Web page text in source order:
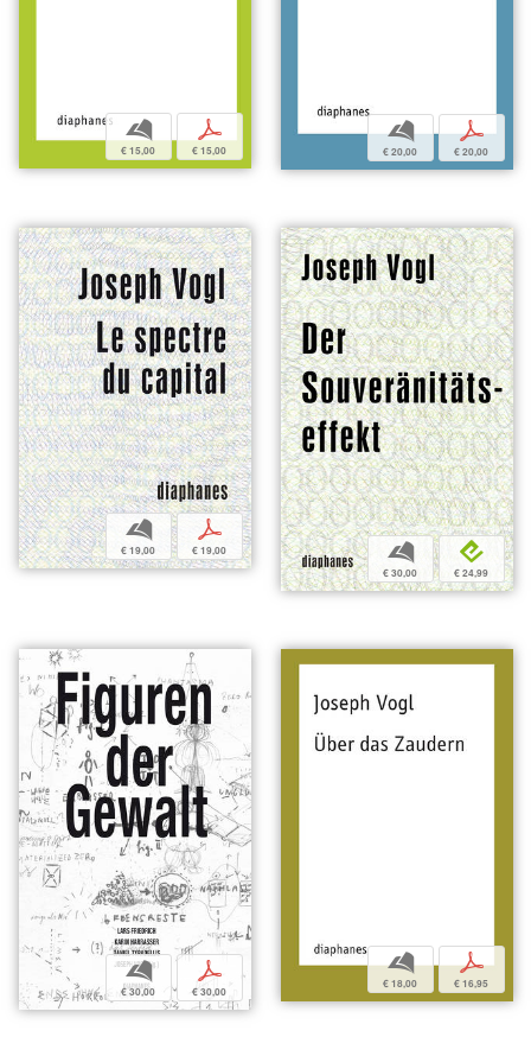
b
€ 15,00
p
€ 15,00
b
€ 20,00
p
€ 20,00
b
€ 19,00
p
€ 19,00 b
€ 30,00
e
€ 24,99
b
€ 30,00
p
€ 30,00
b
€ 18,00
p
€ 16,95